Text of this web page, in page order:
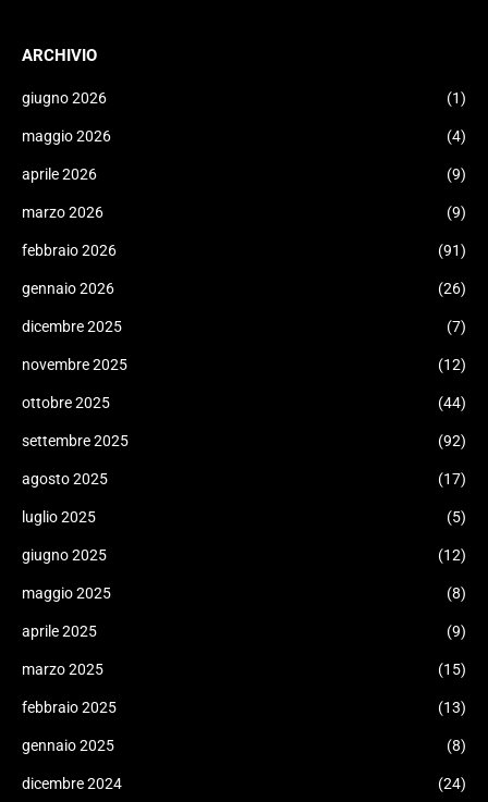
ARCHIVIO
giugno 2026 (1)
maggio 2026 (4)
aprile 2026 (9)
marzo 2026 (9)
febbraio 2026 (91)
gennaio 2026 (26)
dicembre 2025 (7)
novembre 2025 (12)
ottobre 2025 (44)
settembre 2025 (92)
agosto 2025 (17)
luglio 2025 (5)
giugno 2025 (12)
maggio 2025 (8)
aprile 2025 (9)
marzo 2025 (15)
febbraio 2025 (13)
gennaio 2025 (8)
dicembre 2024 (24)